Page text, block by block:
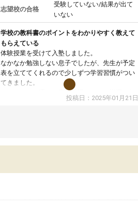
志望校の合格
受験していない/結果が出て
いない
学校の教科書のポイントをわかりやすく教えて
もらえている
体験授業を受けて入塾しました。
なかなか勉強しない息子でしたが、先生が予定
表を立ててくれるので少しずつ学習習慣がつい
てきました。
オンラインで週に一度の受講ですが、指導が無
い日も予定表に基づいて勉強したり、LINEでわ
投稿日：2025年01月21日